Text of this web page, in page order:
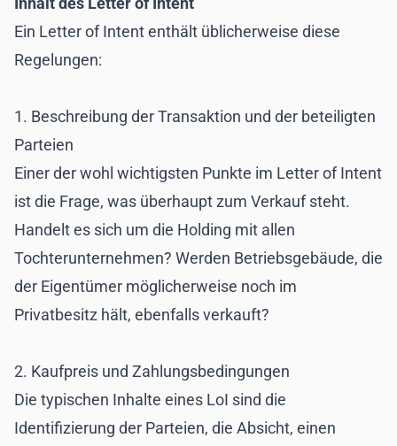
Ein Letter of Intent enthält üblicherweise diese
Regelungen:
1. Beschreibung der Transaktion und der beteiligten
Parteien
Einer der wohl wichtigsten Punkte im Letter of Intent
ist die Frage, was überhaupt zum Verkauf steht.
Handelt es sich um die Holding mit allen
Tochterunternehmen? Werden Betriebsgebäude, die
der Eigentümer möglicherweise noch im
Privatbesitz hält, ebenfalls verkauft?
2. Kaufpreis und Zahlungsbedingungen
Die typischen Inhalte eines LoI sind die
Identifizierung der Parteien, die Absicht, einen